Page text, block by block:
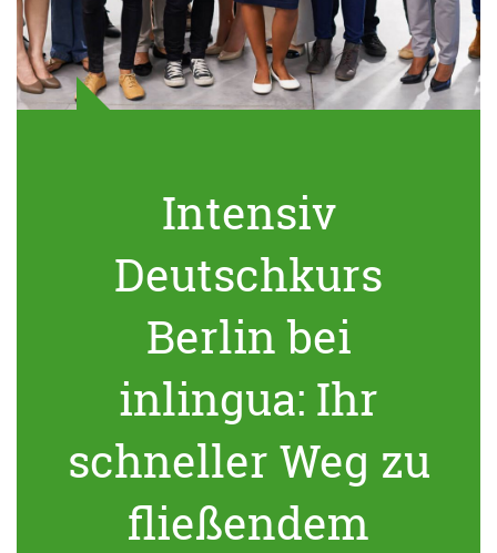
Intensiv
Deutschkurs
Berlin bei
inlingua: Ihr
schneller Weg zu
fließendem